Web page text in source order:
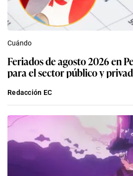
Cuándo
Feriados de agosto 2026 en
para el sector público y
Redacción EC